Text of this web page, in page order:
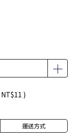
NT$11 )
運送方式